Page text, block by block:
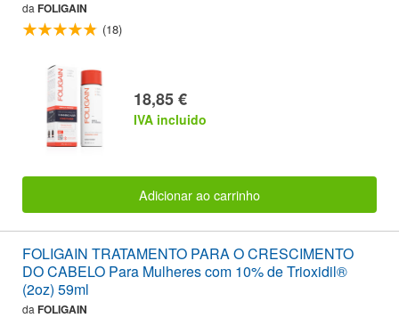
da FOLIGAIN
(18)
18,85 €
IVA incluido
Adicionar ao carrinho
FOLIGAIN TRATAMENTO PARA O CRESCIMENTO
DO CABELO Para Mulheres com 10% de Trioxidil®
(2oz) 59ml
da FOLIGAIN